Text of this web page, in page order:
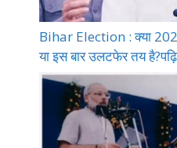
Bihar Election : क्या 2020
या इस बार उलटफेर तय